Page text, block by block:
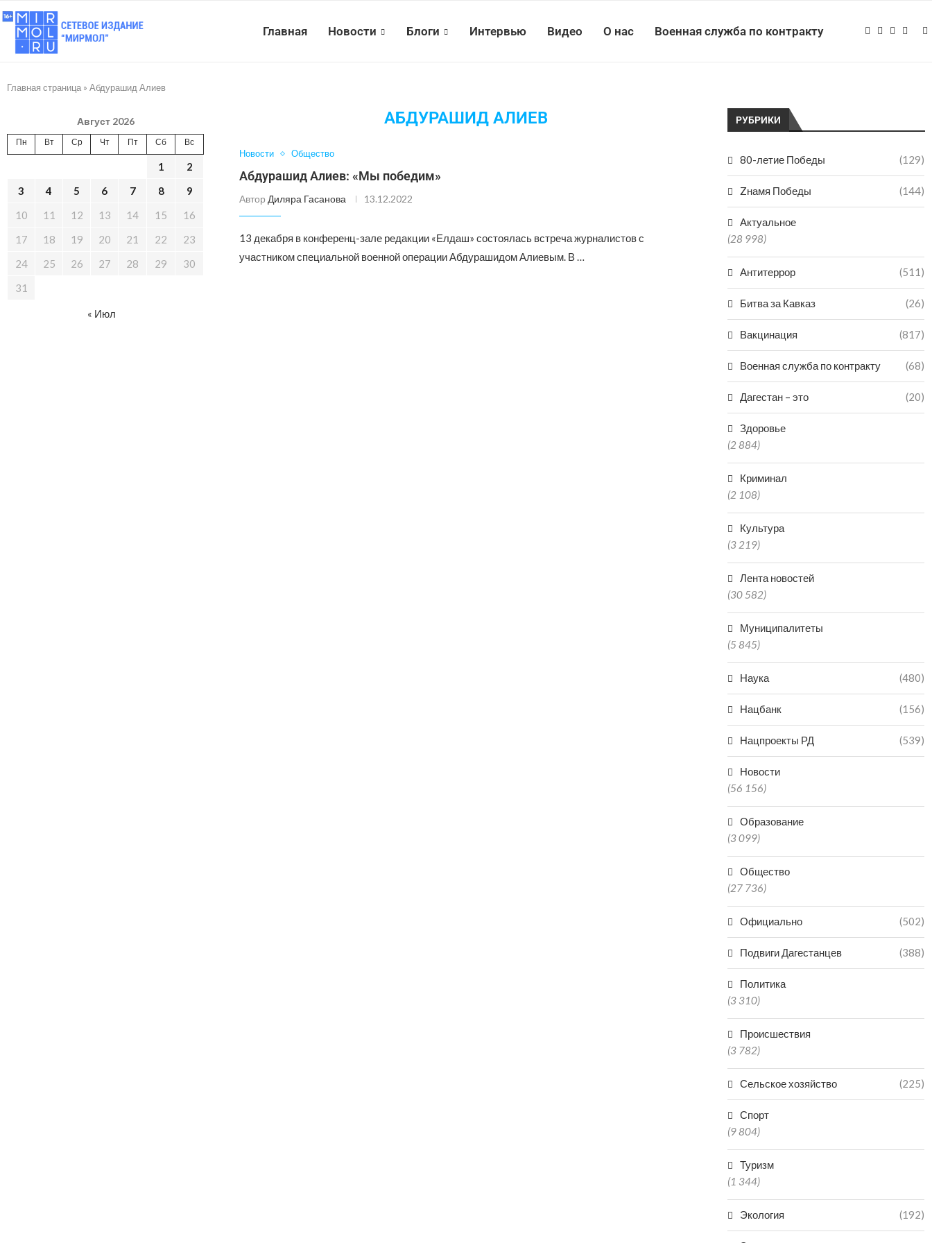
Главная Новости Блоги Интервью Видео О нас Военная служба по контракту
Главная страница » Абдурашид Алиев
АБДУРАШИД АЛИЕВ
Новости Общество
Абдурашид Алиев: «Мы победим»
Автор Диляра Гасанова 13.12.2022
13 декабря в конференц-зале редакции «Елдаш» состоялась встреча журналистов с
участником специальной военной операции Абдурашидом Алиевым. В …
РУБРИКИ
80-летие Победы (129)
Zнамя Победы (144)
Актуальное
(28 998)
Антитеррор (511)
Битва за Кавказ (26)
Вакцинация (817)
Военная служба по контракту (68)
Дагестан – это (20)
Здоровье
(2 884)
Криминал
(2 108)
Культура
(3 219)
Лента новостей
(30 582)
Муниципалитеты
(5 845)
Наука (480)
Нацбанк (156)
Нацпроекты РД (539)
Новости
(56 156)
Образование
(3 099)
Общество
(27 736)
Официально (502)
Подвиги Дагестанцев (388)
Политика
(3 310)
Происшествия
(3 782)
Сельское хозяйство (225)
Спорт
(9 804)
Туризм
(1 344)
Экология (192)
Август 2026
Пн Вт Ср Чт Пт Сб Вс
1
2
3
4 5 6 7 8
9
10
11 12 13 14 15
16
17
18 19 20 21 22
23
24
25 26 27 28 29
30
31
« Июл